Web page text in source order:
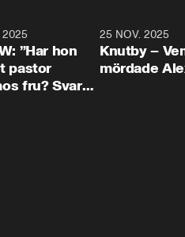
2025
”Har hon
pastor
fru? Svar
25 NOV. 2025
Knutby –
mördade